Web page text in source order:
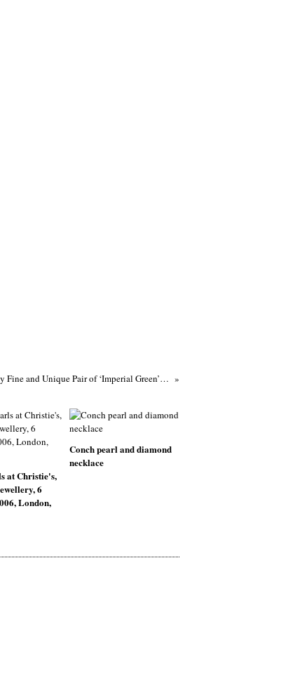
An Extremely Fine and Unique Pair of ‘Imperial Green’ Jadeite and ‘Pigeon Blood’ Ruby Earrings
at Christie's,
6
London,
Conch pearl and diamond
necklace